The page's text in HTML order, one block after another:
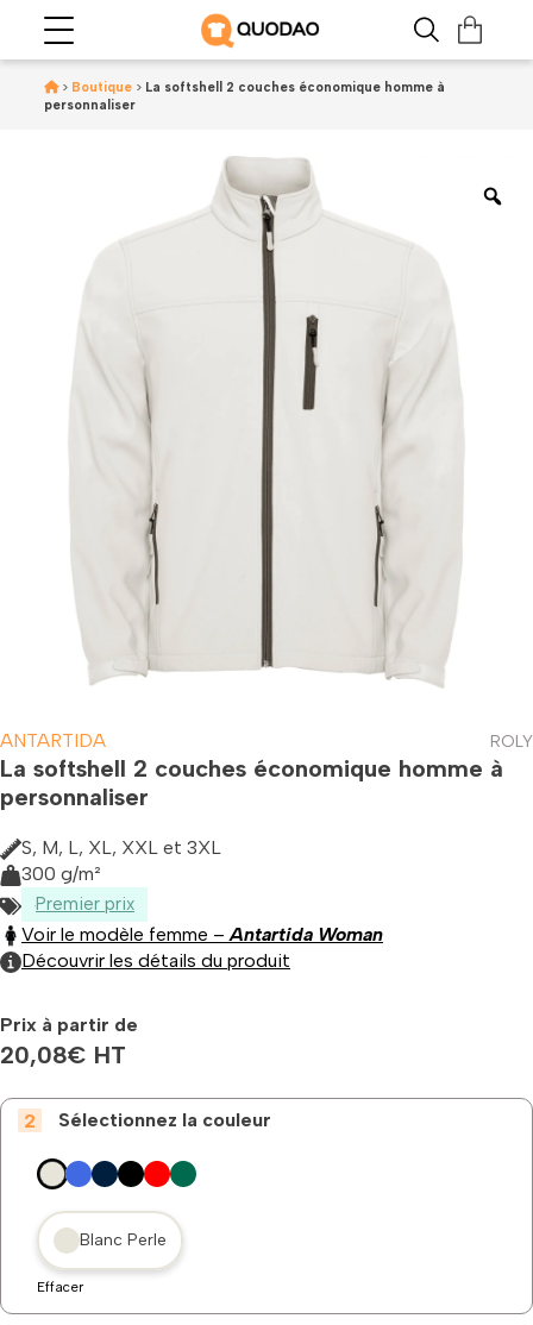
> Boutique > La softshell 2 couches économique homme à
personnaliser
ANTARTIDA
La softshell 2 couches économique homme à
personnaliser
ROLY
S, M, L, XL, XXL et 3XL
300 g/m²
Premier prix
Voir le modèle femme –Antartida Woman
Découvrir les détails du produit
Prix à partir de
20,08€ HT
Sélectionnez la couleur
Blanc Perle
Effacer